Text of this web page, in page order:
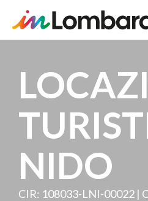
contenuto
principale
NIDO
CIR: 108033-LNI-00022 |